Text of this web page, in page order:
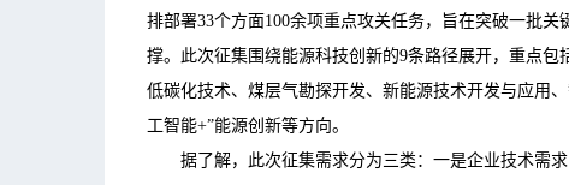
排部署33个方面100余项重点攻关任务，旨在突破一批
撑。此次征集围绕能源科技创新的9条路径展开，重点
低碳化技术、煤层气勘探开发、新能源技术开发与应用
工智能+”能源创新等方向。
据了解，此次征集需求分为三类：一是企业技术需求